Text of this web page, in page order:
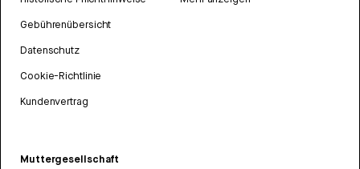
Gebührenübersicht
Datenschutz
Cookie-Richtlinie
Kundenvertrag
Muttergesellschaft